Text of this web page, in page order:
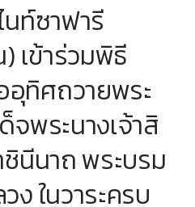
ท์ซาฟารี
เข้าร่วมพิธี
ทิศถวายพระ
พระนางเจ้าสิ
นีนาถ พระบรม
ในวาระครบ